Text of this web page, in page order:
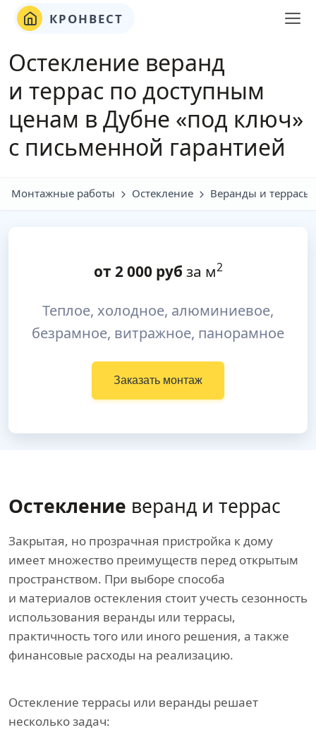
КРОНВЕСТ
Остекление веранд
и террас по доступным
ценам в Дубне «под ключ»
с письменной гарантией
Монтажные работы Остекление Веранды и террасы
от 2 000руб за м2
Теплое, холодное, алюминиевое,
безрамное, витражное, панорамное
Заказать монтаж
Остекление веранд и террас
Закрытая, но прозрачная пристройка к дому
имеет множество преимуществ перед открытым
пространством. При выборе способа
и материалов остекления стоит учесть сезонность
использования веранды или террасы,
практичность того или иного решения, а также
финансовые расходы на реализацию.
Остекление террасы или веранды решает
несколько задач: